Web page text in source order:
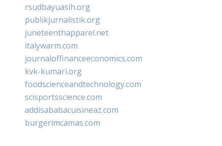
rsudbayuasih.org
publikjurnalistik.org
juneteenthapparel.net
italywarm.com
journaloffinanceeconomics.com
kvk-kumari.org
foodscienceandtechnology.com
scisportsscience.com
addisababacuisineaz.com
burgerimcamas.com